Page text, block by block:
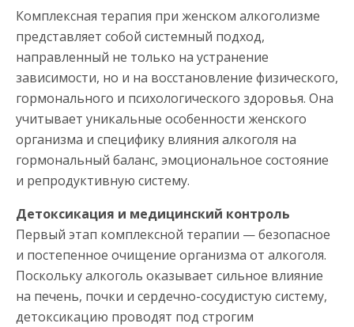
Комплексная терапия при женском алкоголизме
представляет собой системный подход,
направленный не только на устранение
зависимости, но и на восстановление физического,
гормонального и психологического здоровья. Она
учитывает уникальные особенности женского
организма и специфику влияния алкоголя на
гормональный баланс, эмоциональное состояние
и репродуктивную систему.
Детоксикация и медицинский контроль
Первый этап комплексной терапии — безопасное
и постепенное очищение организма от алкоголя.
Поскольку алкоголь оказывает сильное влияние
на печень, почки и сердечно-сосудистую систему,
детоксикацию проводят под строгим